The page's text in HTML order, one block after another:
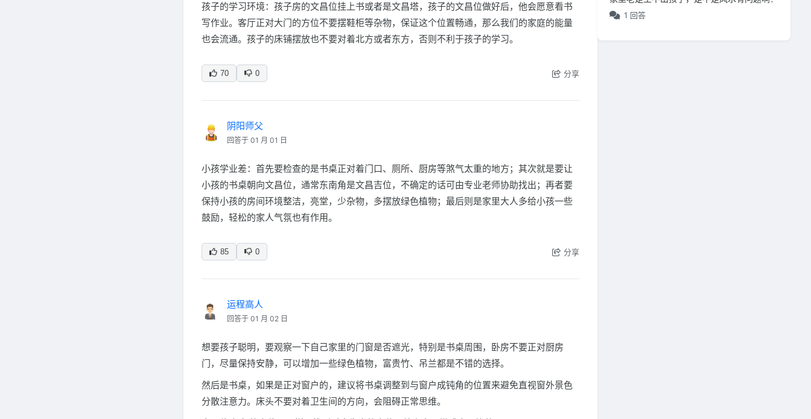
孩子的学习环境：孩子房的文昌位挂上书或者是文昌塔，孩子的文昌位做好后，他会愿意看书
写作业。客厅正对大门的方位不要摆鞋柜等杂物，保证这个位置畅通，那么我们的家庭的能量
也会流通。孩子的床铺摆放也不要对着北方或者东方，否则不利于孩子的学习。
70 0 分享
阴阳师父
回答于 01 月 01 日
小孩学业差：首先要检查的是书桌正对着门口、厕所、厨房等煞气太重的地方；其次就是要让
小孩的书桌朝向文昌位，通常东南角是文昌吉位，不确定的话可由专业老师协助找出；再者要
保持小孩的房间环境整洁，亮堂，少杂物，多摆放绿色植物；最后则是家里大人多给小孩一些
鼓励，轻松的家人气氛也有作用。
85 0 分享
运程高人
回答于 01 月 02 日
想要孩子聪明，要观察一下自己家里的门窗是否遮光，特别是书桌周围，卧房不要正对厨房
门，尽量保持安静，可以增加一些绿色植物，富贵竹、吊兰都是不错的选择。
然后是书桌，如果是正对窗户的，建议将书桌调整到与窗户成钝角的位置来避免直视窗外景色
分散注意力。床头不要对着卫生间的方向，会阻碍正常思维。
1 回答